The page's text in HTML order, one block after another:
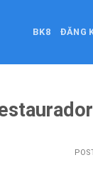
BK8 ĐĂNG